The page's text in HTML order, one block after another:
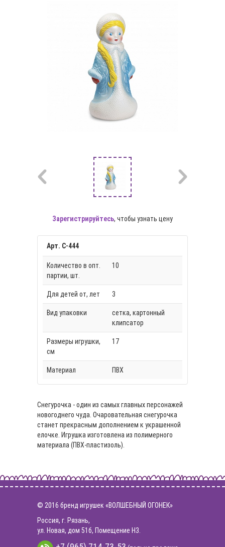
Зарегистрируйтесь, чтобы узнать цену
Арт. С-444
Количество в опт.
партии, шт.
10
Для детей от, лет 3
Вид упаковки
сетка, картонный
клипсатор
Размеры игрушки,
см
17
Материал ПВХ
Снегурочка - один из самых главных персонажей
новогоднего чуда. Очаровательная снегурочка
станет прекрасным дополнением к украшенной
елочке. Игрушка изготовлена из полимерного
материала (ПВХ-пластизоль).
© 2016 бренд игрушек «ВОЛШЕБНЫЙ ОГОНЕК»
Россия, г. Рязань,
ул. Новая, дом 51б, Помещение Н3.